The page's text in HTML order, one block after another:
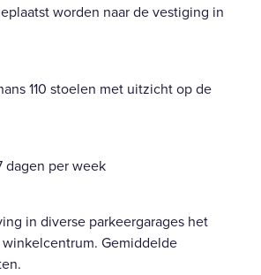
worden naar de vestiging in
110 stoelen met uitzicht op de
dagen per week
in diverse parkeergarages het
Gemiddelde